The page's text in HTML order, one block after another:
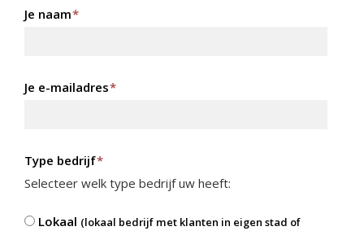
Je naam*
Je e-mailadres*
Type bedrijf*
Selecteer welk type bedrijf uw heeft:
Lokaal (lokaal bedrijf met klanten in eigen stad of